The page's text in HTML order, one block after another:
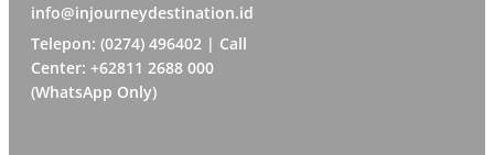
info@injourneydestination.id
Telepon: (0274) 496402 | Call
Center: +62811 2688 000
(WhatsApp Only)